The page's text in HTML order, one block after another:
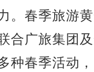
。春季旅游
合广旅集团
种春季活动